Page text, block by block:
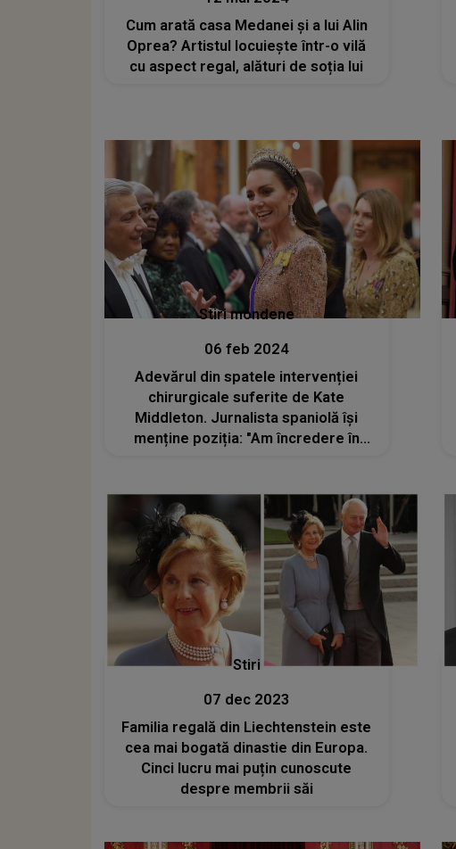
Cum arată casa Medanei și a lui Alin
Oprea? Artistul locuiește într-o vilă
cu aspect regal, alături de soția lui
Stiri mondene
06 feb 2024
Adevărul din spatele intervenției
chirurgicale suferite de Kate
Middleton. Jurnalista spaniolă își
menține poziția: "Am încredere în
Stiri
07 dec 2023
Familia regală din Liechtenstein este
cea mai bogată dinastie din Europa.
Cinci lucru mai puțin cunoscute
despre membrii săi